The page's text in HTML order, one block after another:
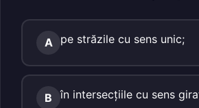
A pe străzile cu sens unic;
B în intersecţiile cu sens